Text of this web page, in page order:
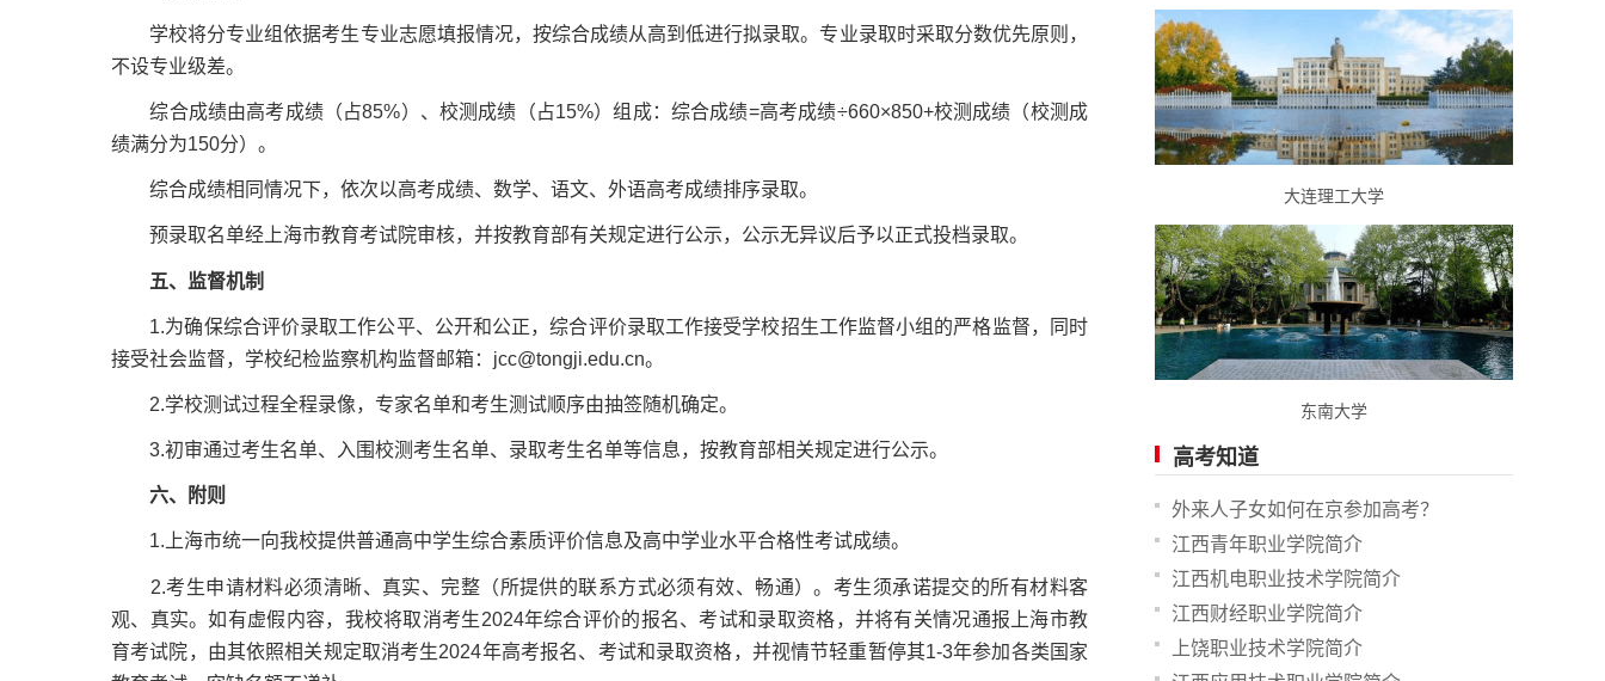
学校将分专业组依据考生专业志愿填报情况，按综合成绩从高到低进行拟录取。专业录取时采取分数优先原则，
不设专业级差。
综合成绩由高考成绩（占85%）、校测成绩（占15%）组成：综合成绩=高考成绩÷660×850+校测成绩（校测成
绩满分为150分）。
综合成绩相同情况下，依次以高考成绩、数学、语文、外语高考成绩排序录取。
预录取名单经上海市教育考试院审核，并按教育部有关规定进行公示，公示无异议后予以正式投档录取。
五、监督机制
1.为确保综合评价录取工作公平、公开和公正，综合评价录取工作接受学校招生工作监督小组的严格监督，同时
接受社会监督，学校纪检监察机构监督邮箱：jcc@tongji.edu.cn。
2.学校测试过程全程录像，专家名单和考生测试顺序由抽签随机确定。
3.初审通过考生名单、入围校测考生名单、录取考生名单等信息，按教育部相关规定进行公示。
六、附则
1.上海市统一向我校提供普通高中学生综合素质评价信息及高中学业水平合格性考试成绩。
2.考生申请材料必须清晰、真实、完整（所提供的联系方式必须有效、畅通）。考生须承诺提交的所有材料客
观、真实。如有虚假内容，我校将取消考生2024年综合评价的报名、考试和录取资格，并将有关情况通报上海市教
育考试院，由其依照相关规定取消考生2024年高考报名、考试和录取资格，并视情节轻重暂停其1-3年参加各类国家
大连理工大学
东南大学
高考知道
外来人子女如何在京参加高考？
江西青年职业学院简介
江西机电职业技术学院简介
江西财经职业学院简介
上饶职业技术学院简介